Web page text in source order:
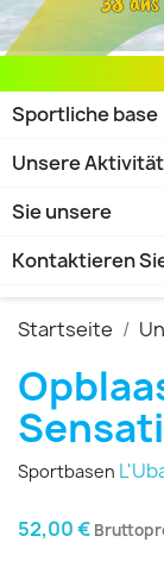
Sportliche base
Unsere
Sie unsere
Kontaktieren
Startseite
Sportbasen
52,00 €